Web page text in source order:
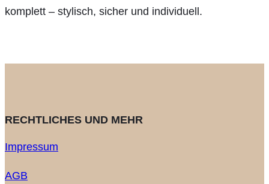
komplett – stylisch, sicher und individuell.
RECHTLICHES UND MEHR
Impressum
AGB